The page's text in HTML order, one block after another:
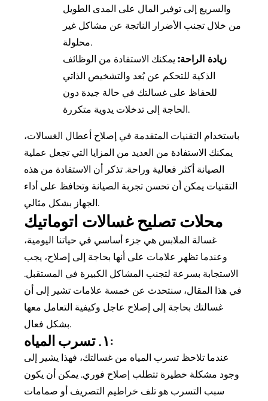
والسريع إلى توفير المال على المدى الطويل
من خلال تجنب الأضرار الناتجة عن مشاكل غير
محلولة.
زيادة الراحة: يمكنك الاستفادة من الوظائف
الذكية للتحكم عن بُعد والتشخيص الذاتي
للحفاظ على غسالتك في حالة جيدة دون
الحاجة إلى تدخلات يدوية متكررة.
باستخدام التقنيات المتقدمة في إصلاح أعطال الغسالات،
يمكنك الاستفادة من العديد من المزايا التي تجعل عملية
الصيانة أكثر فعالية وراحة. تذكر أن الاستفادة من هذه
التقنيات يمكن أن تحسن تجربة الصيانة وتحافظ على أداء
الجهاز بشكل مثالي.
محلات تصليح غسالات اتوماتيك
غسالة الملابس هي جزء أساسي في حياتنا اليومية،
وعندما تظهر علامات على أنها بحاجة إلى إصلاح، يجب
الاستجابة بسرعة لتجنب المشاكل الكبيرة في المستقبل.
في هذا المقال، سنتحدث عن خمسة علامات تشير إلى أن
غسالتك بحاجة إلى إصلاح عاجل وكيفية التعامل معها
بشكل فعال.
١. تسرب المياه:
عندما تلاحظ تسرب المياه من غسالتك، فهذا يشير إلى
وجود مشكلة خطيرة تتطلب إصلاح فوري. يمكن أن يكون
سبب التسرب هو تلف خراطيم التصريف أو صمامات